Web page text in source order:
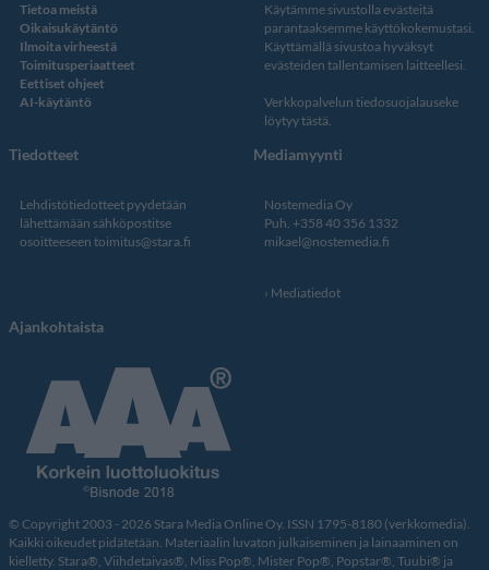
Tietoa meistä
Oikaisukäytäntö
Ilmoita virheestä
Toimitusperiaatteet
Eettiset ohjeet
AI-käytäntö
Käytämme sivustolla evästeitä
parantaaksemme käyttökokemustasi.
Käyttämällä sivustoa hyväksyt
evästeiden tallentamisen laitteellesi.
Verkkopalvelun tiedosuojalauseke
löytyy tästä.
Tiedotteet
Lehdistötiedotteet pyydetään
lähettämään sähköpostitse
osoitteeseen toimitus@stara.fi
Mediamyynti
Nostemedia Oy
Puh. +358 40 356 1332
mikael@nostemedia.fi
Mediatiedot
Ajankohtaista
© Copyright 2003 - 2026 Stara Media Online Oy. ISSN 1795-8180 (verkkomedia).
Kaikki oikeudet pidätetään. Materiaalin luvaton julkaiseminen ja lainaaminen on
kielletty. Stara®, Viihdetaivas®, Miss Pop®, Mister Pop®, Popstar®, Tuubi® ja